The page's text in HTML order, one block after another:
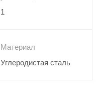
1
Материал
Углеродистая сталь